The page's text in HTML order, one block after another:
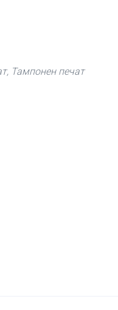
Тампонен печат